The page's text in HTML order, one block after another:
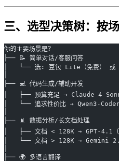
三、选型决策树：按
你的主要场景是？
├── 📝 简单对话/客服问答
│   └── 选: 豆包 Lite（免费） 或
├── 💻 代码生成/辅助开发
│   ├── 预算充足 → Claude 4
│   └── 追求性价比 → Qwen3-
├── 📊 数据分析/长文档处理
│   ├── 文档 < 128K → GPT-4.1（
│   └── 文档 > 128K → Gemini 2.5
├── 🌍 多语言翻译